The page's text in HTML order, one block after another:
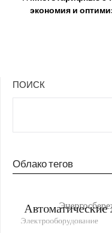
экономия и
ПОИСК
Облако тегов